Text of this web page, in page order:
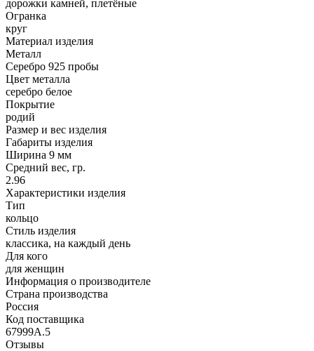
дорожки камней, плетёные
Огранка
круг
Материал изделия
Металл
Серебро 925 пробы
Цвет металла
серебро белое
Покрытие
родий
Размер и вес изделия
Габариты изделия
Ширина 9 мм
Средний вес, гр.
2.96
Характеристики изделия
Тип
кольцо
Стиль изделия
классика, на каждый день
Для кого
для женщин
Информация о производителе
Страна производства
Россия
Код поставщика
67999А.5
Отзывы